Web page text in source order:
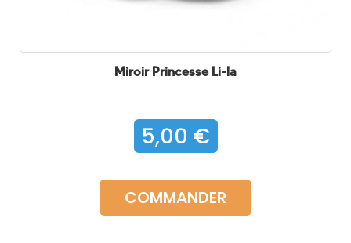
Miroir Princesse Li-la
5,00 €
COMMANDER